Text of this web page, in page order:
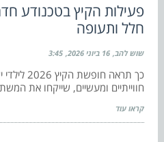
פעילות הקיץ בטכנודע
חלל ותעופה
שוש להב 16 ביוני 2026 3:45
כך תראה
חווייתיים ומעשיים, שייקחו את
קראו עוד